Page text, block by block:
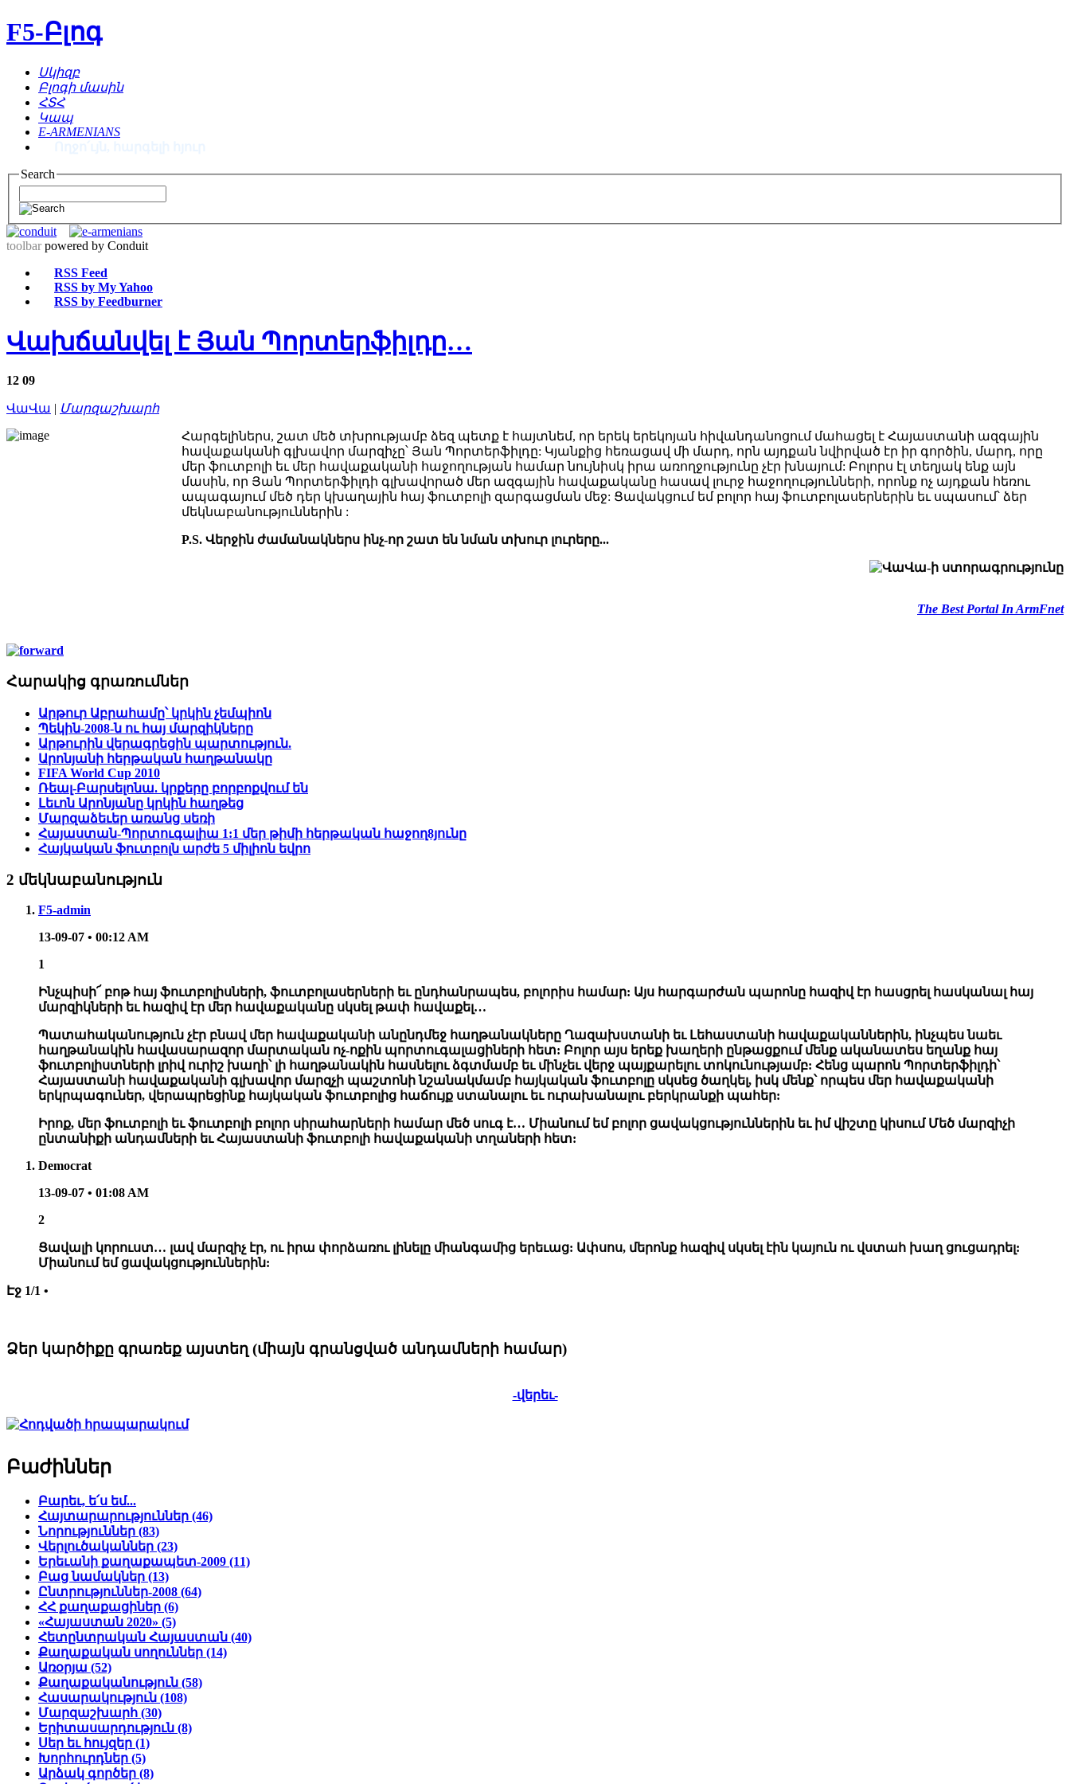
F5-Բլոգ
Սկիզբ
Բլոգի մասին
ՀՏՀ
Կապ
E-ARMENIANS
Search
toolbar powered by Conduit
RSS Feed
RSS by My Yahoo
RSS by Feedburner
Վախճանվել է Յան Պորտերֆիլդը…
12 09
ՎաՎա | Մարզաշխարհ
Հարգելիներս, շատ մեծ տխրությամբ ձեզ պետք է հայտնեմ, որ երեկ երեկոյան հիվանդանոցում մահացել է Հայաստանի ազգային
հավաքականի գլխավոր մարզիչը՝ Յան Պորտերֆիլդը: Կյանքից հեռացավ մի մարդ, որն այդքան նվիրված էր իր գործին, մարդ, որը
մեր ֆուտբոլի եւ մեր հավաքականի հաջողության համար նույնիսկ իրա առողջությունը չէր խնայում: Բոլորս էլ տեղյակ ենք այն
մասին, որ Յան Պորտերֆիլդի գլխավորած մեր ազգային հավաքականը հասավ լուրջ հաջողությունների, որոնք ոչ այդքան հեռու
ապագայում մեծ դեր կխաղային հայ ֆուտբոլի զարգացման մեջ: Ցավակցում եմ բոլոր հայ ֆուտբոլասերներին եւ սպասում՝ ձեր
մեկնաբանություններին :
P.S. Վերջին ժամանակներս ինչ-որ շատ են նման տխուր լուրերը...
The Best Portal In ArmFnet
Հարակից գրառումներ
Արթուր Աբրահամը՝ կրկին չեմպիոն
Պեկին-2008-ն ու հայ մարզիկները
Արթուրին վերագրեցին պարտություն.
Արոնյանի հերթական հաղթանակը
FIFA World Cup 2010
Ռեալ-Բարսելոնա. կրքերը բորբոքվում են
Լեւոն Արոնյանը կրկին հաղթեց
Մարզաձեւեր առանց սեռի
Հայաստան-Պորտուգալիա 1:1 մեր թիմի հերթական հաջող8յունը
Հայկական ֆուտբոլն արժե 5 միլիոն եվրո
2 մեկնաբանություն
F5-admin
13-09-07 • 00:12 AM
1
Ինչպիսի՜ բոթ հայ ֆուտբոլիսների, ֆուտբոլասերների եւ ընդհանրապես, բոլորիս համար: Այս հարգարժան պարոնը հազիվ էր հասցրել հասկանալ հայ
մարզիկների եւ հազիվ էր մեր հավաքականը սկսել թափ հավաքել…
Պատահականություն չէր բնավ մեր հավաքականի անընդմեջ հաղթանակները Ղազախստանի եւ Լեհաստանի հավաքականներին, ինչպես նաեւ
հաղթանակին հավասարազոր մարտական ոչ-ոքին պորտուգալացիների հետ: Բոլոր այս երեք խաղերի ընթացքում մենք ականատես եղանք հայ
ֆուտբոլիստների լրիվ ուրիշ խաղի՝ լի հաղթանակին հասնելու ձգտմամբ եւ մինչեւ վերջ պայքարելու տոկունությամբ: Հենց պարոն Պորտերֆիլդի՝
Հայաստանի հավաքականի գլխավոր մարզչի պաշտոնի նշանակմամբ հայկական ֆուտբոլը սկսեց ծաղկել, իսկ մենք՝ որպես մեր հավաքականի
երկրպագուներ, վերապրեցինք հայկական ֆուտբոլից հաճույք ստանալու եւ ուրախանալու բերկրանքի պահեր:
Իրոք, մեր ֆուտբոլի եւ ֆուտբոլի բոլոր սիրահարների համար մեծ սուգ է… Միանում եմ բոլոր ցավակցություններին եւ իմ վիշտը կիսում Մեծ մարզիչի
ընտանիքի անդամների եւ Հայաստանի ֆուտբոլի հավաքականի տղաների հետ:
Democrat
13-09-07 • 01:08 AM
2
Ցավալի կորուստ… լավ մարզիչ էր, ու իրա փորձառու լինելը միանգամից երեւաց: Ափսոս, մերոնք հազիվ սկսել էին կայուն ու վստահ խաղ ցուցադրել:
Միանում եմ ցավակցություններին:
Էջ 1/1 •
Ձեր կարծիքը գրառեք այստեղ (միայն գրանցված անդամների համար)
-վերեւ-
Բաժիններ
Բարեւ, ե՛ս եմ...
Հայտարարություններ (46)
Նորություններ (83)
Վերլուծականներ (23)
Երեւանի քաղաքապետ-2009 (11)
Բաց նամակներ (13)
Ընտրություններ-2008 (64)
ՀՀ քաղաքացիներ (6)
«Հայաստան 2020» (5)
Հետընտրական Հայաստան (40)
Քաղաքական սողուններ (14)
Առօրյա (52)
Քաղաքականություն (58)
Հասարակություն (108)
Մարզաշխարհ (30)
Երիտասարդություն (8)
Սեր եւ հույզեր (1)
Խորհուրդներ (5)
Արձակ գործեր (8)